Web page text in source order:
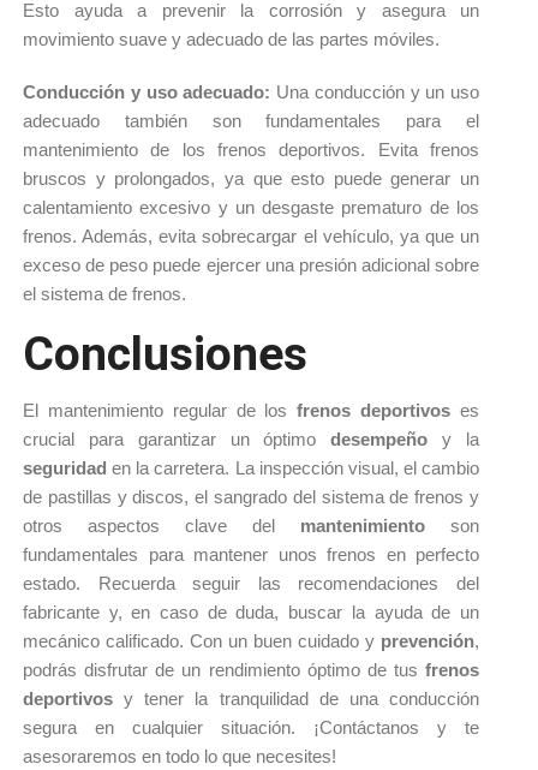
Esto ayuda a prevenir la corrosión y asegura un
movimiento suave y adecuado de las partes móviles.
Conducción y uso adecuado: Una conducción y un uso
adecuado también son fundamentales para el
mantenimiento de los frenos deportivos.
Evita frenos
bruscos y prolongados, ya que esto puede generar un
calentamiento excesivo y un desgaste prematuro de los
frenos. Además, evita sobrecargar el vehículo, ya que un
exceso de peso puede ejercer una presión adicional sobre
el sistema de frenos.
Conclusiones
El mantenimiento regular de los frenos deportivos es
crucial para garantizar un óptimo desempeño
seguridad en la carretera. La inspección visual, el cambio
de pastillas y discos, el sangrado del sistema de frenos y
otros aspectos clave del mantenimiento son
fundamentales para mantener unos frenos en perfecto
estado. Recuerda seguir las recomendaciones del
fabricante y, en caso de duda, buscar la ayuda de un
mecánico calificado. Con un buen cuidado y prevención,
podrás disfrutar de un rendimiento óptimo de tus frenos
deportivos y tener la tranquilidad de una conducción
segura en cualquier situación. ¡Contáctanos y te
asesoraremos en todo lo que necesites!